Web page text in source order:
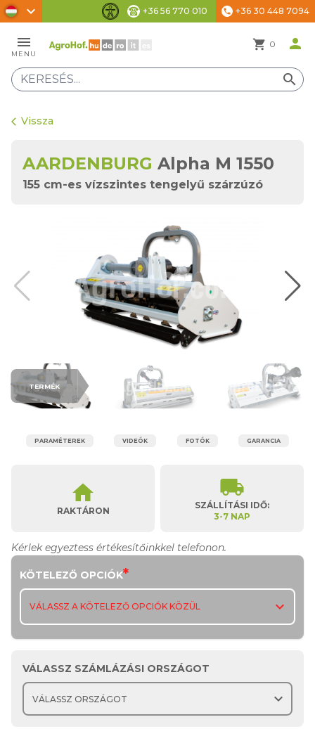
chevron_right
Akadálymentesítési beállítások
+36 56 770 010 phone +36 30 448 7094
menu
MENU
shopping_cart 0 person
search
arrow_back_ios Vissza
AARDENBURG Alpha M 1550
155 cm-es vízszintes tengelyű szárzúzó
TERMÉK
PARAMÉTEREK VIDEÓK FOTÓK GARANCIA
Kérlek egyeztess értékesítőinkkel telefonon.
home
RAKTÁRON
local_shipping
SZÁLLÍTÁSI IDŐ:
3-7 NAP
KÖTELEZŐ OPCIÓK*
VÁLASSZ A KÖTELEZŐ OPCIÓK KÖZÜL expand_more
VÁLASSZ SZÁMLÁZÁSI ORSZÁGOT
expand_more